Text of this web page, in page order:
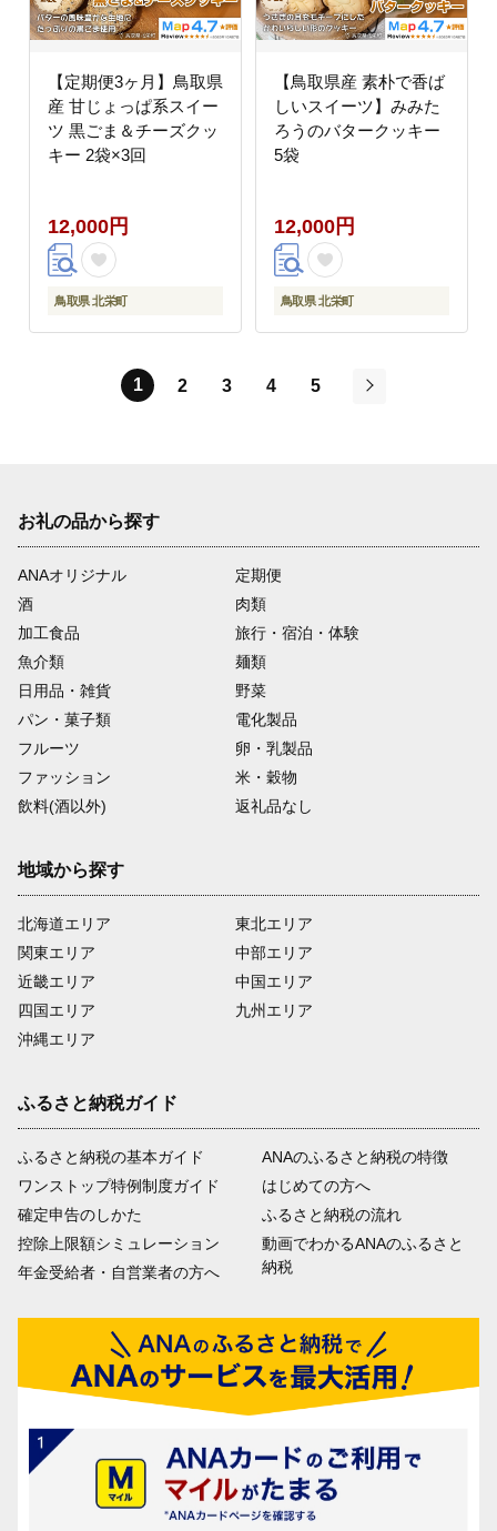
【定期便3ヶ月】鳥取県
産 甘じょっぱ系スイー
ツ 黒ごま＆チーズクッ
キー 2袋×3回
12,000円
鳥取県 北栄町
【鳥取県産 素朴で香ば
しいスイーツ】みみた
ろうのバタークッキー
5袋
12,000円
鳥取県 北栄町
1 2 3 4
5
お礼の品から探す
ANAオリジナル
定期便
酒
肉類
加工食品
旅行・宿泊・体験
魚介類
麺類
日用品・雑貨
野菜
パン・菓子類
電化製品
フルーツ
卵・乳製品
ファッション
米・穀物
飲料(酒以外)
返礼品なし
地域から探す
北海道エリア
関東エリア
近畿エリア
四国エリア
沖縄エリア
東北エリア
中部エリア
中国エリア
九州エリア
ふるさと納税ガイド
ふるさと納税の基本ガイド
ワンストップ特例制度ガイド
確定申告のしかた
控除上限額シミュレーション
年金受給者・自営業者の方へ
ANAのふるさと納税の特徴
はじめての方へ
ふるさと納税の流れ
動画でわかるANAのふるさと
納税